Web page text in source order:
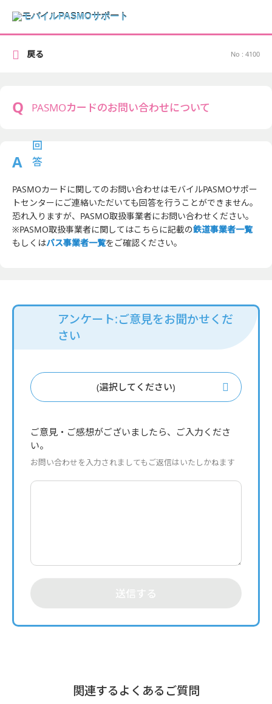
No : 4100
PASMOカードのお問い合わせについて
PASMOカードに関してのお問い合わせはモバイルPASMOサポー
トセンターにご連絡いただいても回答を行うことができません。
恐れ入りますが、PASMO取扱事業者にお問い合わせください。
※PASMO取扱事業者に関してはこちらに記載の鉄道事業者一覧
もしくはバス事業者一覧をご確認ください。
戻る
アンケート:ご意見をお聞かせくだ
さい
(選択してください)
ご意見・ご感想がございましたら、ご入力くださ
い。
お問い合わせを入力されましてもご返信はいたしかねます
送信する
関連するよくあるご質問